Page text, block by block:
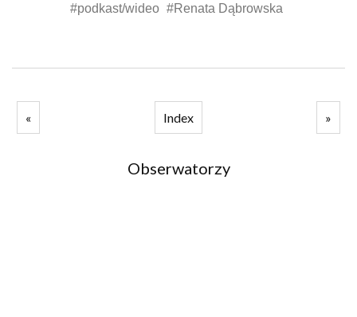
#podkast/wideo #Renata Dąbrowska
« Index »
Obserwatorzy